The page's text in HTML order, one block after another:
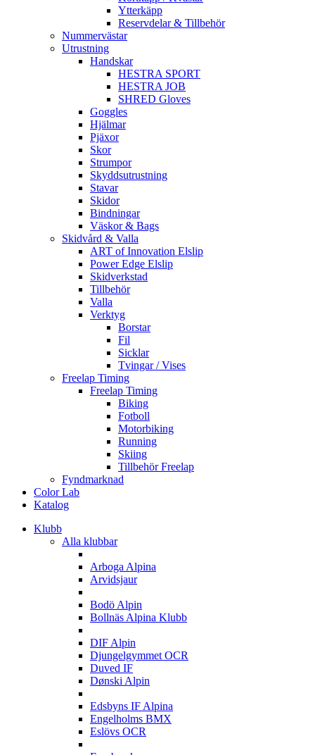
Ytterkäpp
Reservdelar & Tillbehör
Nummervästar
Utrustning
Handskar
HESTRA SPORT
HESTRA JOB
SHRED Gloves
Goggles
Hjälmar
Pjäxor
Skor
Strumpor
Skyddsutrustning
Stavar
Skidor
Bindningar
Väskor & Bags
Skidvård & Valla
ART of Innovation Elslip
Power Edge Elslip
Skidverkstad
Tillbehör
Valla
Verktyg
Borstar
Fil
Sicklar
Tvingar / Vises
Freelap Timing
Freelap Timing
Biking
Fotboll
Motorbiking
Running
Skiing
Tillbehör Freelap
Fyndmarknad
Color Lab
Katalog
Klubb
Alla klubbar
Arboga Alpina
Arvidsjaur
Bodö Alpin
Bollnäs Alpina Klubb
DIF Alpin
Djungelgymmet OCR
Duved IF
Dønski Alpin
Edsbyns IF Alpina
Engelholms BMX
Eslövs OCR